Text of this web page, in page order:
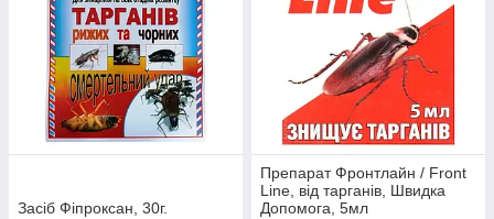
Засіб Фіпроксан, 30г.
Препарат Фронтлайн / Front
Line, від тарганів, Швидка
Допомога, 5мл